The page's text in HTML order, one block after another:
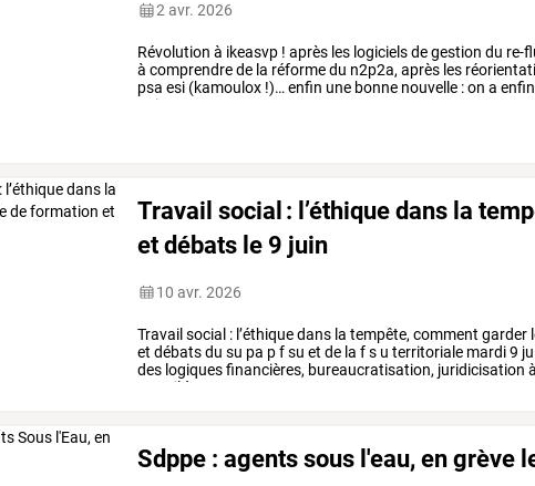
2 avr. 2026
Révolution à ikeasvp ! après les logicielsdegestion du re-
à comprendrede la réformedu n2p2a, après les
psa esi (kamoulox !)… enfin une bonne nouvelle :on a enfin
poisson
Travail social : l’éthique dans la
et débats le 9 juin
10 avr. 2026
Travail social : l’éthiquedans la tempête, comment garder
et débatsdu su pa pfsu et de la fs u territoriale mardi9
des logiquesfinancières, bureaucratisation, juridicisation à
travail à
Sdppe : agents sous l'eau, en grève